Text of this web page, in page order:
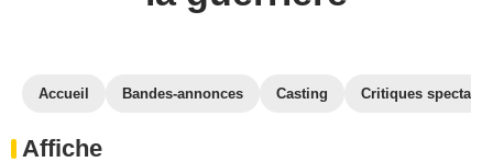
Accueil Bandes-annonces Casting Critiques
Affiche